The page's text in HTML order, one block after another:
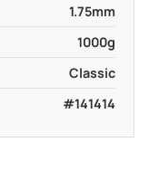
1.75mm
1000g
Classic
#141414